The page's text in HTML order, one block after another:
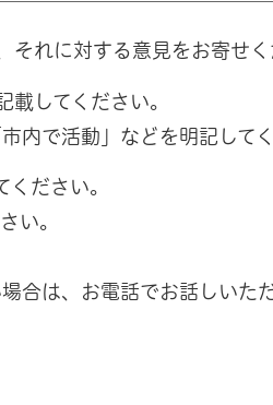
それに対する意見をお寄せ
してください。
で活動」などを明記して
ださい。
い。
は、お電話でお話しいた